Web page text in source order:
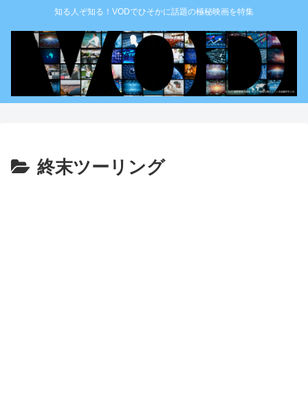
知る人ぞ知る！VODでひそかに話題の極秘映画を特集
終末ツーリング